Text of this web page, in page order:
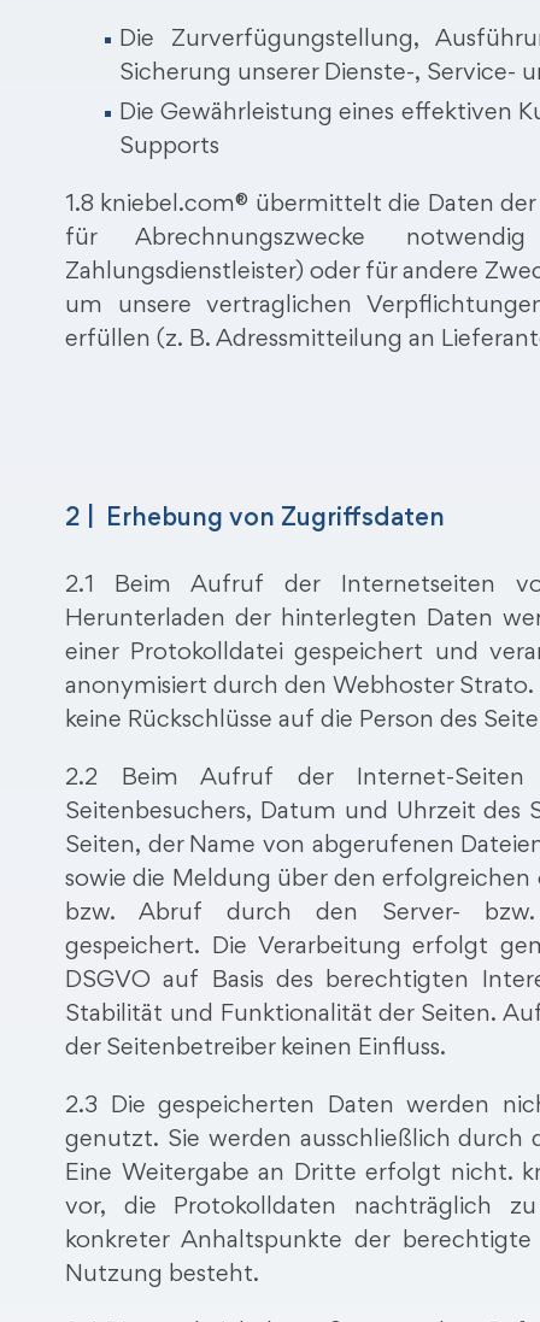
Die Zurverfügungstellung,
Sicherung unserer Dienste-, Service-
Die Gewährleistung eines effektiven
Supports
1.8 kniebel.com® übermittelt die Daten
für Abrechnungszwecke
Zahlungsdienstleister) oder für andere
um unsere vertraglichen
erfüllen (z. B. Adressmitteilung an
2 | Erhebung von Zugriffsdaten
2.1 Beim Aufruf der Internetseiten
Herunterladen der hinterlegten Daten
einer Protokolldatei gespeichert und
anonymisiert durch den Webhoster
keine Rückschlüsse auf die Person des
2.2 Beim Aufruf der Internet-Seiten
Seitenbesuchers, Datum und Uhrzeit des
Seiten, der Name von abgerufenen
sowie die Meldung über den
bzw. Abruf durch den Server- bzw.
gespeichert. Die Verarbeitung erfolgt
DSGVO auf Basis des berechtigten
Stabilität und Funktionalität der Seiten.
der Seitenbetreiber keinen Einfluss.
2.3 Die gespeicherten Daten werden
genutzt. Sie werden ausschließlich durch
Eine Weitergabe an Dritte erfolgt nicht.
vor, die Protokolldaten nachträglich
konkreter Anhaltspunkte der
Nutzung besteht.